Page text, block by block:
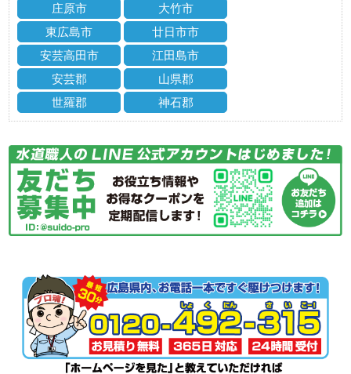
庄原市
大竹市
東広島市
廿日市市
安芸高田市
江田島市
安芸郡
山県郡
世羅郡
神石郡